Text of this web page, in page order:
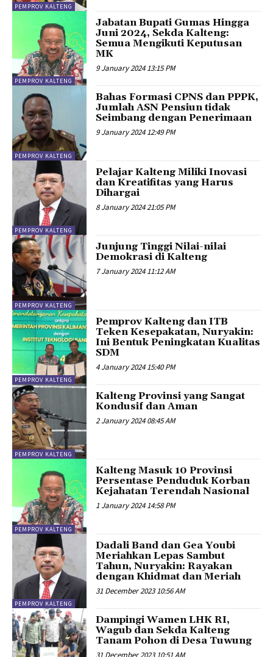
PEMPROV KALTENG
PEMPROV KALTENG
Jabatan Bupati Gumas Hingga
Juni 2024, Sekda Kalteng:
Semua Mengikuti Keputusan
MK
9 January 2024 13:15 PM
PEMPROV KALTENG
Bahas Formasi CPNS dan PPPK,
Jumlah ASN Pensiun tidak
Seimbang dengan Penerimaan
9 January 2024 12:49 PM
PEMPROV KALTENG
Pelajar Kalteng Miliki Inovasi
dan Kreatifitas yang Harus
Dihargai
8 January 2024 21:05 PM
PEMPROV KALTENG
Junjung Tinggi Nilai-nilai
Demokrasi di Kalteng
7 January 2024 11:12 AM
PEMPROV KALTENG
Pemprov Kalteng dan ITB
Teken Kesepakatan, Nuryakin:
Ini Bentuk Peningkatan Kualitas
SDM
4 January 2024 15:40 PM
PEMPROV KALTENG
Kalteng Provinsi yang Sangat
Kondusif dan Aman
2 January 2024 08:45 AM
PEMPROV KALTENG
Kalteng Masuk 10 Provinsi
Persentase Penduduk Korban
Kejahatan Terendah Nasional
1 January 2024 14:58 PM
PEMPROV KALTENG
Dadali Band dan Gea Youbi
Meriahkan Lepas Sambut
Tahun, Nuryakin: Rayakan
dengan Khidmat dan Meriah
31 December 2023 10:56 AM
Dampingi Wamen LHK RI,
Wagub dan Sekda Kalteng
Tanam Pohon di Desa Tuwung